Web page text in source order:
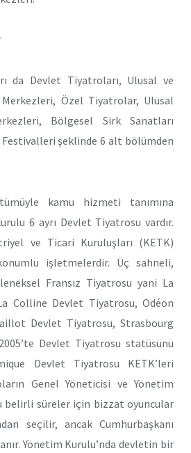
da Devlet Tiyatroları, Ulusal ve
Özel Tiyatrolar, Ulusal
Bölgesel Sirk Sanatları
şeklinde 6 alt bölümden
kamu hizmeti tanımına
6 ayrı Devlet Tiyatrosu vardır.
ve Ticari Kuruluşları (KETK)
işletmelerdir. Üç sahneli,
Fransız Tiyatrosu yani La
Colline Devlet Tiyatrosu, Odéon
Devlet Tiyatrosu, Strasbourg
Devlet Tiyatrosu statüsünü
Devlet Tiyatrosu KETK’leri
Genel Yöneticisi ve Yönetim
belirli süreler için bizzat oyuncular
seçilir, ancak Cumhurbaşkanı
Yönetim Kurulu’nda devletin bir